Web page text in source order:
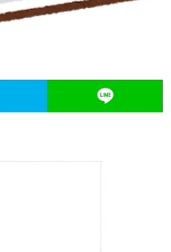
【ま